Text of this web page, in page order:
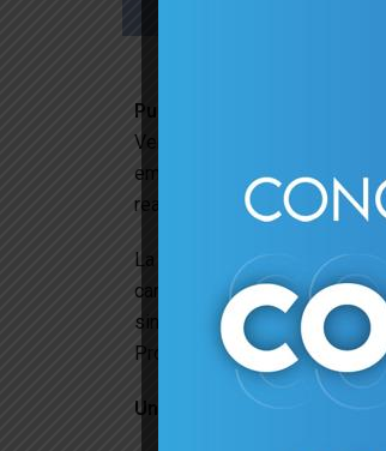
Puerto Cabello, 13/05/2026.-
Venezuela y la
embarque de 5 mil
reafirmando el compromiso
La operación se llevó a
carabobeña. Este
simboliza el impulso
Producto Interno Bruto (PIB)
Una plataforma